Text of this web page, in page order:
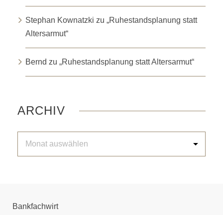
Stephan Kownatzki zu „Ruhestandsplanung statt
Altersarmut“
Bernd zu „Ruhestandsplanung statt Altersarmut“
ARCHIV
Bankfachwirt